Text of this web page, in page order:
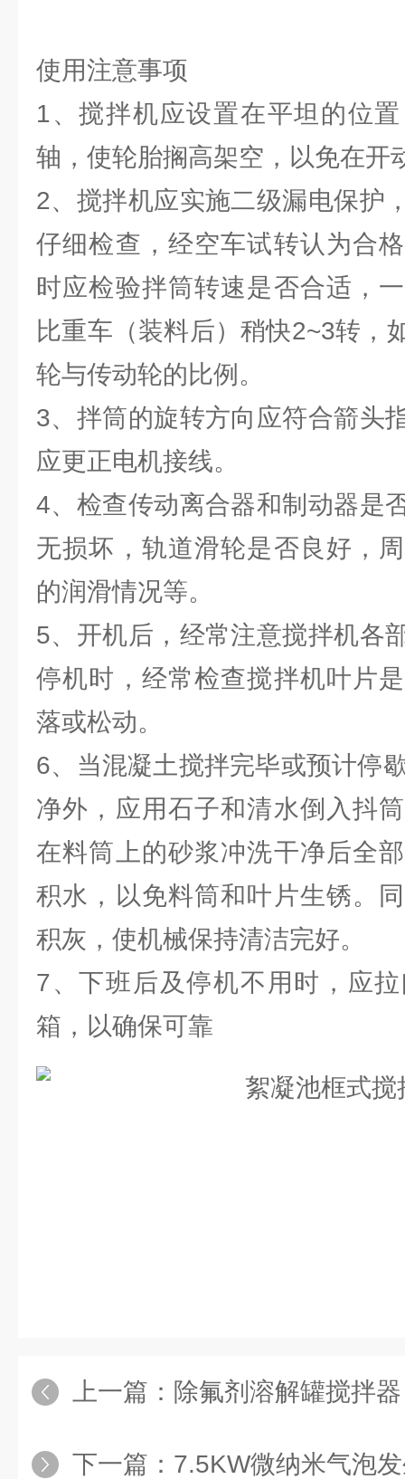
使用注意事项
1、搅拌机应设置在平坦的位
轴，使轮胎搁高架空，以免在开
2、搅拌机应实施二级漏电保护
仔细检查，经空车试转认为合
时应检验拌筒转速是否合适，
比重车（装料后）稍快2~3转，
轮与传动轮的比例。
3、拌筒的旋转方向应符合箭头
应更正电机接线。
4、检查传动离合器和制动器是
无损坏，轨道滑轮是否良好，
的润滑情况等。
5、开机后，经常注意搅拌机各
停机时，经常检查搅拌机叶片
落或松动。
6、当混凝土搅拌完毕或预计停
净外，应用石子和清水倒入抖
在料筒上的砂浆冲洗干净后全
积水，以免料筒和叶片生锈。
积灰，使机械保持清洁完好。
7、下班后及停机不用时，应
箱，以确保可靠
上一篇： 除氟剂溶解罐搅拌器
下一篇： 7.5KW微纳米气泡